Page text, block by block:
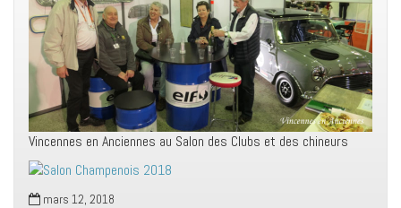
Vincennes en Anciennes au Salon des Clubs et des chineurs
mars 12, 2018